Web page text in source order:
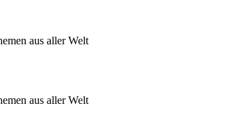
aus aller Welt
aus aller Welt